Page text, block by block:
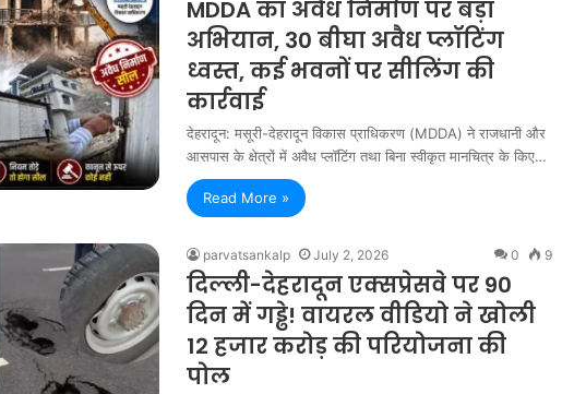
MDDA का अवैध निर्माण पर बड़ा
अभियान, 30 बीघा अवैध प्लॉटिंग
ध्वस्त, कई भवनों पर सीलिंग की
कार्रवाई
देहरादून: मसूरी-देहरादून विकास प्राधिकरण (MDDA) ने राजधानी और
आसपास के क्षेत्रों में अवैध प्लॉटिंग तथा बिना स्वीकृत मानचित्र के किए…
Read More »
parvatsankalp July 2, 2026 0 9
दिल्ली-देहरादून एक्सप्रेसवे पर 90
दिन में गड्ढे! वायरल वीडियो ने खोली
12 हजार करोड़ की परियोजना की
पोल